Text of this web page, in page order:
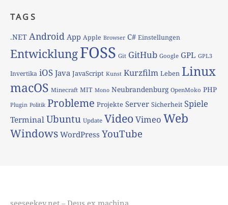
TAGS
.NET Android App Apple Browser C# Einstellungen
EntwicklungFOSS Git GitHub Google GPL GPL3
Invertika iOS Java JavaScript Kunst Kurzfilm Leben Linux
macOS Minecraft MIT Mono Neubrandenburg OpenMoko PHP
Plugin Politik Probleme Projekte Server Sicherheit Spiele
TerminalUbuntu Update VideoVimeo Web
Windows WordPress YouTube
seeseekey.net – Deus ex machina